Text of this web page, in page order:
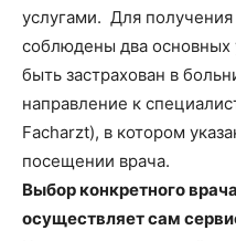
услугами. Для
соблюдены два основных
быть застрахован в
направление к
Facharzt), в котором
посещении врача.
Выбор конкретного
осуществляет сам